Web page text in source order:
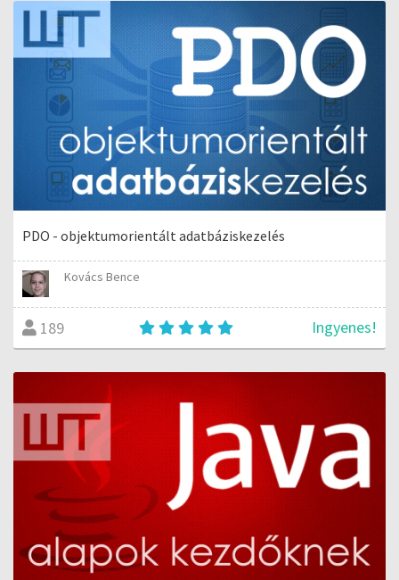
PDO - objektumorientált adatbáziskezelés
Kovács Bence
189 Ingyenes!